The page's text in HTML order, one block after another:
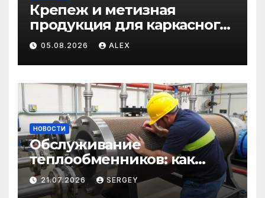
Крепеж и метизная
продукция для каркасного
и загородного
строительства: от
саморезов до анкеров
05.08.2026 ALEX
НОВОСТИ
Обслуживание
теплообменников: как
сохранить эффективность
и избежать простоев
21.07.2026 SERGEY